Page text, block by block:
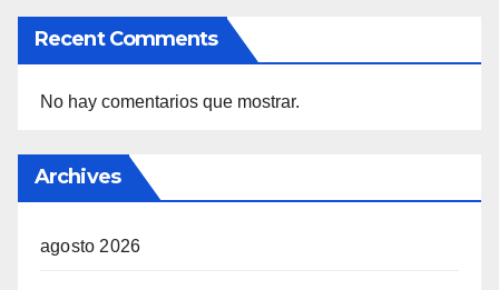
Recent Comments
No hay comentarios que mostrar.
Archives
agosto 2026